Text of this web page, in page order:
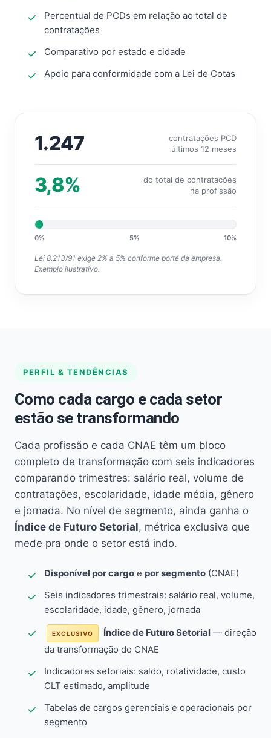
Percentual de PCDs em relação ao total de
contratações
Comparativo por estado e cidade
Apoio para conformidade com a Lei de Cotas
1.247
contratações PCD
últimos 12 meses
3,8%
do total de contratações
na profissão
0% 5% 10%
Lei 8.213/91 exige 2% a 5% conforme porte da empresa.
Exemplo ilustrativo.
PERFIL & TENDÊNCIAS
Como cada cargo e cada setor
estão se transformando
Cada profissão e cada CNAE têm um bloco
completo de transformação com seis indicadores
comparando trimestres: salário real, volume de
contratações, escolaridade, idade média, gênero
e jornada. No nível de segmento, ainda ganha o
Índice de Futuro Setorial, métrica exclusiva que
mede pra onde o setor está indo.
Disponível por cargo e por segmento (CNAE)
Seis indicadores trimestrais: salário real, volume,
escolaridade, idade, gênero, jornada
EXCLUSIVO Índice de Futuro Setorial — direção
da transformação do CNAE
Indicadores setoriais: saldo, rotatividade, custo
CLT estimado, amplitude
Tabelas de cargos gerenciais e operacionais por
segmento